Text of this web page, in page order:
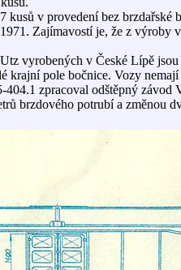
kusů v provedení bez
Zajímavostí je, že z
vyrobených v České Lípě
krajní pole bočnice. Vozy
404.1 zpracoval odštěpný
brzdového potrubí a